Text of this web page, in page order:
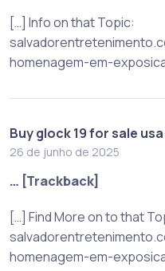
[…] Info on that Topic:
homenagem-em-
Buy glock 19 for sale usa
26 de junho de 2025
… [Trackback]
[…] Find More on to that
homenagem-em-